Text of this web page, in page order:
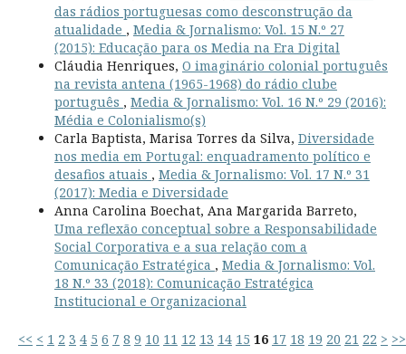
das rádios portuguesas como desconstrução da
atualidade , Media & Jornalismo: Vol. 15 N.º 27
(2015): Educação para os Media na Era Digital
Cláudia Henriques, O imaginário colonial português
na revista antena (1965-1968) do rádio clube
português , Media & Jornalismo: Vol. 16 N.º 29 (2016):
Média e Colonialismo(s)
Carla Baptista, Marisa Torres da Silva, Diversidade
nos media em Portugal: enquadramento político e
desafios atuais , Media & Jornalismo: Vol. 17 N.º 31
(2017): Media e Diversidade
Anna Carolina Boechat, Ana Margarida Barreto,
Uma reflexão conceptual sobre a Responsabilidade
Social Corporativa e a sua relação com a
Comunicação Estratégica , Media & Jornalismo: Vol.
18 N.º 33 (2018): Comunicação Estratégica
Institucional e Organizacional
<< < 1 2 3 4 5 6 7 8 9 10 11 12 13 14 15 16 17 18 19 20 21 22 > >>